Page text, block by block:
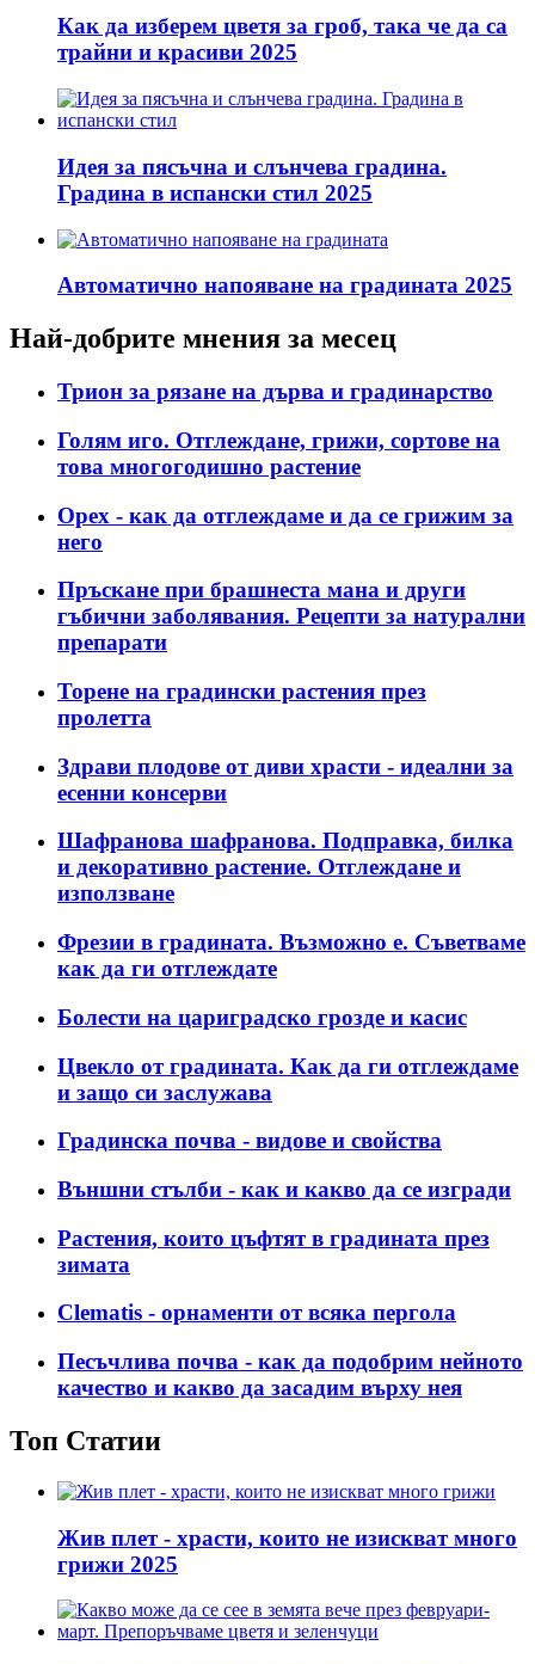
Как да изберем цветя за гроб, така че да са
трайни и красиви 2025
Идея за пясъчна и слънчева градина.
Градина в испански стил 2025
Автоматично напояване на градината 2025
Най-добрите мнения за месец
Трион за рязане на дърва и градинарство
Голям иго. Отглеждане, грижи, сортове на
това многогодишно растение
Орех - как да отглеждаме и да се грижим за
него
Пръскане при брашнеста мана и други
гъбични заболявания. Рецепти за натурални
препарати
Торене на градински растения през
пролетта
Здрави плодове от диви храсти - идеални за
есенни консерви
Шафранова шафранова. Подправка, билка
и декоративно растение. Отглеждане и
използване
Фрезии в градината. Възможно е. Съветваме
как да ги отглеждате
Болести на цариградско грозде и касис
Цвекло от градината. Как да ги отглеждаме
и защо си заслужава
Градинска почва - видове и свойства
Външни стълби - как и какво да се изгради
Растения, които цъфтят в градината през
зимата
Clematis - орнаменти от всяка пергола
Песъчлива почва - как да подобрим нейното
качество и какво да засадим върху нея
Топ Статии
Жив плет - храсти, които не изискват много
грижи 2025